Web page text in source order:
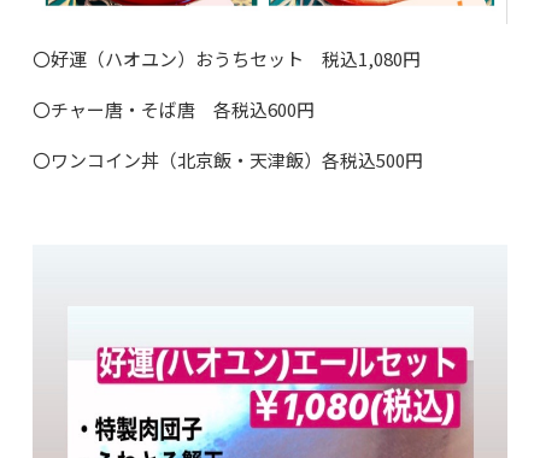
〇好運（ハオユン）おうちセット 税込1,080円
〇チャー唐・そば唐 各税込600円
〇ワンコイン丼（北京飯・天津飯）各税込500円